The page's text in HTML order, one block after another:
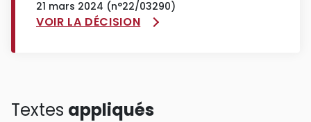
21 mars 2024 (n°22/03290)
VOIR LA DÉCISION
Textes appliqués